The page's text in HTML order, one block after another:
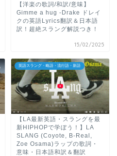
【洋楽の歌詞/和訳/意味】
Gimme a hug -Drake ドレイ
クの英語Lyrics翻訳＆日本語
訳！超絶スラング解説つき！
15/02/2025
英語スラング・略語・流行語・新語
【LA最新英語・スラングを最
新HIPHOPで学ぼう！】LA
SLANG (Coyote, B-Real,
Zoe Osama)ラップの歌詞・
意味・日本語和訳＆翻訳